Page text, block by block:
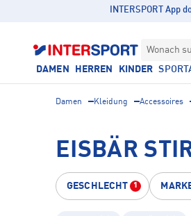
INTERSPORT App
Wonach
DAMEN HERREN KINDER
Damen Kleidung Accessoires
EISBÄR
GESCHLECHT 1